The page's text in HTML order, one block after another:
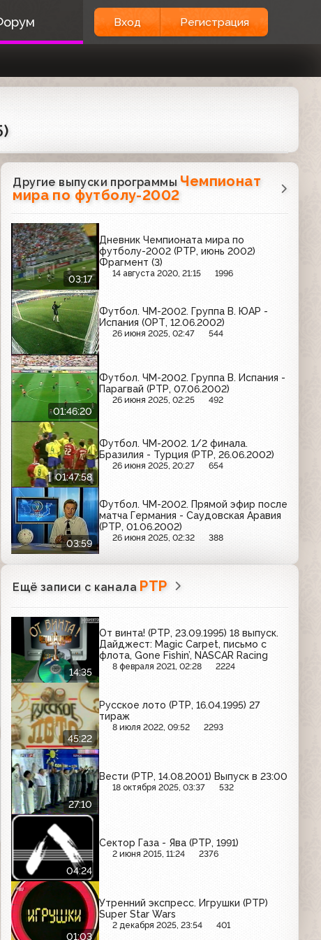
Вход Регистрация
Другие выпуски программы Чемпионат
мира по футболу-2002
03:17
Дневник Чемпионата мира по
футболу-2002 (РТР, июнь 2002)
Фрагмент (3)
14 августа 2020, 21:15 1996
Футбол. ЧМ-2002. Группа B. ЮАР -
Испания (ОРТ, 12.06.2002)
26 июня 2025, 02:47 544
01:46:20
Футбол. ЧМ-2002. Группа B. Испания -
Парагвай (РТР, 07.06.2002)
26 июня 2025, 02:25 492
01:47:58
Футбол. ЧМ-2002. 1/2 финала.
Бразилия - Турция (РТР, 26.06.2002)
26 июня 2025, 20:27 654
03:59
Футбол. ЧМ-2002. Прямой эфир после
матча Германия - Саудовская Аравия
(РТР, 01.06.2002)
26 июня 2025, 02:32 388
Ещё записи с канала РТР
14:35
От винта! (РТР, 23.09.1995) 18 выпуск.
Дайджест: Magic Carpet, письмо с
флота, Gone Fishin’, NASCAR Racing
8 февраля 2021, 02:28 2224
45:22
Русское лото (РТР, 16.04.1995) 27
тираж
8 июля 2022, 09:52 2293
27:10
Вести (РТР, 14.08.2001) Выпуск в 23:00
18 октября 2025, 03:37 532
04:24
Сектор Газа - Ява (РТР, 1991)
2 июня 2015, 11:24 2376
01:03
Утренний экспресс. Игрушки (РТР)
Super Star Wars
2 декабря 2025, 23:54 401